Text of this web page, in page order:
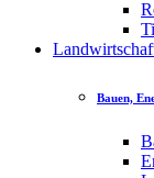
Bauen,